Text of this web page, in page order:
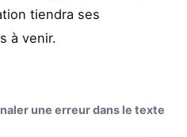
tiendra ses
à venir.
une erreur dans le texte